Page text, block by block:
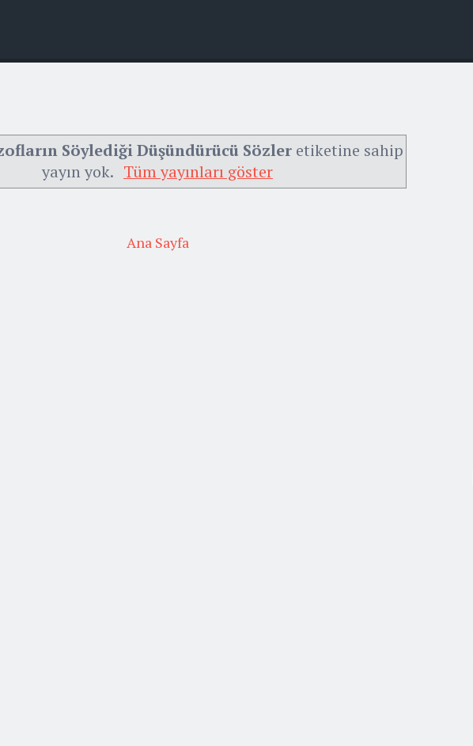
Söylediği Düşündürücü Sözleretiketine sahip
yayın yok. Tüm yayınları göster
Ana Sayfa